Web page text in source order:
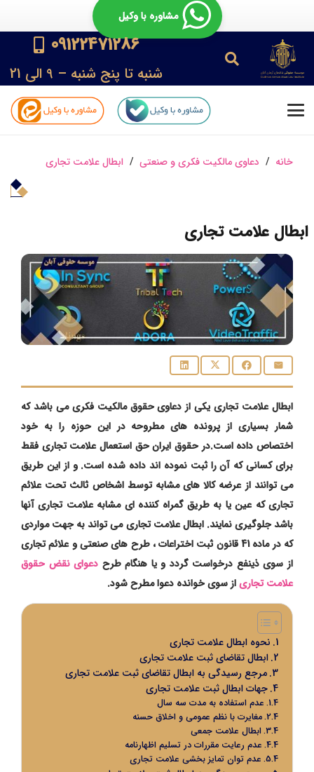
مشاوره با وکیل
09122471286
شنبه تا پنج شنبه – 9 الی 21
خانه / دعاوی مالکیت فکری و صنعتی / ابطال علامت تجاری
ابطال علامت تجاری
ابطال علامت تجاری یکی از دعاوی حقوق مالکیت فکری می باشد که
شمار بسیاری از پرونده های مطروحه در این حوزه را به خود
اختصاص داده است.در حقوق ایران حق استعمال علامت تجاری فقط
برای کسانی که آن را ثبت نموده اند داده شده است. و از این طریق
می توانند از عرضه کالا های مشابه توسط اشخاص ثالث تحت علائم
تجاری که عین یا به طریق گمراه کننده ای مشابه علامت تجاری آنها
باشد جلوگیری نمایند. ابطال علامت تجاری می تواند به جهت مواردی
که در ماده 41 قانون ثبت اختراعات ، طرح های صنعتی و علائم تجاری
از سوی ذینفع درخواست گردد و یا هنگام طرح دعوای نقض حقوق
علامت تجاریاز سوی خوانده دعوا مطرح شود.
نحوه ابطال علامت تجاری
ابطال تقاضای ثبت علامت تجاری
مرجع رسیدگی به ابطال تقاضای ثبت علامت تجاری
جهات ابطال ثبت علامت تجاری
عدم استفاده به مدت سه سال
مغایرت با نظم عمومی و اخلاق حسنه
ابطال علامت جمعی
عدم رعایت مقررات در تسلیم اظهارنامه
عدم توان تمایز بخشی علامت تجاری